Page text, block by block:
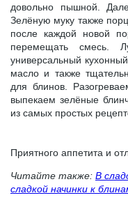
довольно пышной.
Зелёную муку также
после каждой новой
перемещать смесь.
универсальный
масло и также
для блинов.
выпекаем зелёные
из самых простых
Приятного аппетита и
Читайте также: В
сладкой начинки к